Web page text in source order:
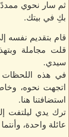
ثم سار نحوي
بكِ في بيتك.
قام بتقديم نفسه
قلت مجاملة
سيدي.
في هذه اللحظات
اتجهت نحوه،
استضافتنا هنا.
ترك يدي ليلتفت
عائلة واحدة،